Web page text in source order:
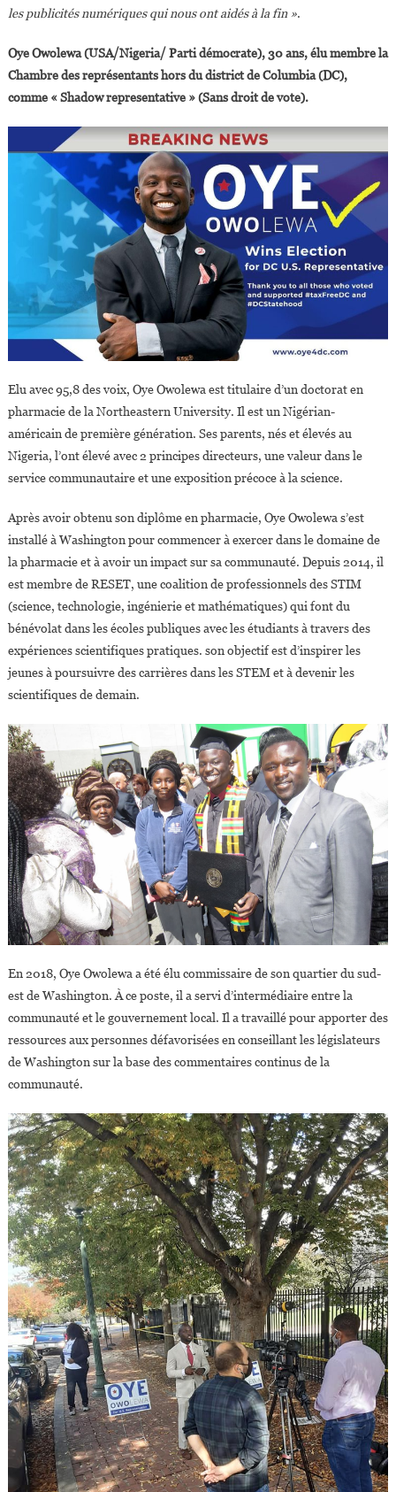
les publicités numériques qui nous ont aidés à la fin ».
Oye Owolewa (USA/Nigeria/ Parti démocrate), 30 ans, élu membre la
Chambre des représentants hors du district de Columbia (DC),
comme « Shadow representative » (Sans droit de vote).
Elu avec 95,8 des voix, Oye Owolewa est titulaire d’un doctorat en
pharmacie de la Northeastern University. Il est un Nigérian-
américain de première génération. Ses parents, nés et élevés au
Nigeria, l’ont élevé avec 2 principes directeurs, une valeur dans le
service communautaire et une exposition précoce à la science.
Après avoir obtenu son diplôme en pharmacie, Oye Owolewa s’est
installé à Washington pour commencer à exercer dans le domaine de
la pharmacie et à avoir un impact sur sa communauté. Depuis 2014, il
est membre de RESET, une coalition de professionnels des STIM
(science, technologie, ingénierie et mathématiques) qui font du
bénévolat dans les écoles publiques avec les étudiants à travers des
expériences scientifiques pratiques. son objectif est d’inspirer les
jeunes à poursuivre des carrières dans les STEM et à devenir les
scientifiques de demain.
En 2018, Oye Owolewa a été élu commissaire de son quartier du sud-
est de Washington. À ce poste, il a servi d’intermédiaire entre la
communauté et le gouvernement local. Il a travaillé pour apporter des
ressources aux personnes défavorisées en conseillant les législateurs
de Washington sur la base des commentaires continus de la
communauté.